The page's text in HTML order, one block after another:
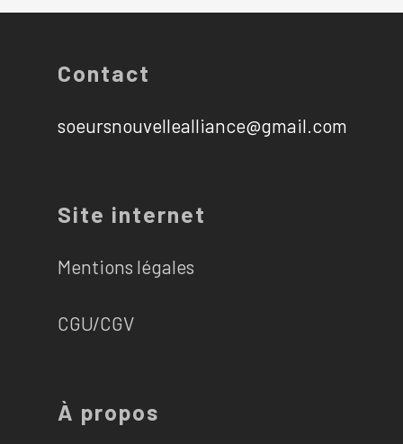
Contact
soeursnouvellealliance@gmail.com
Site internet
Mentions légales
CGU/CGV
À propos